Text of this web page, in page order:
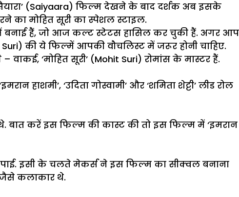
(Saiyaara) फिल्म देखने के बाद दर्शक अब इसके
का मोहित सूरी का स्पेशल स्टाइल.
बनाई हैं, जो आज कल्ट स्टेटस हासिल कर चुकी हैं. अगर आप
की ये फिल्में आपकी वौचलिस्ट में जरूर होनी चाहिए.
‘मोहित सूरी’ (Mohit Suri) रोमांस के मास्टर हैं.
हाशमी’, ‘उदिता गोस्वामी’ और ‘शमिता शेट्टी’ लीड रोल
बात करें इस फिल्म की कास्ट की तो इस फिल्म में ‘इमरान
इसी के चलते मेकर्स ने इस फिल्म का सीक्वल बनाना
जैसे कलाकार थे.